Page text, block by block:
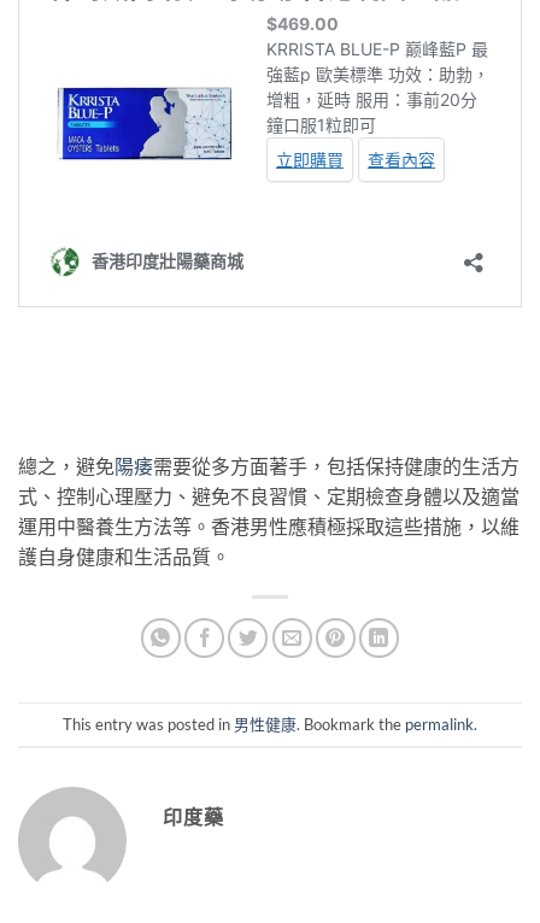
總之，避免陽痿需要從多方面著手，包括保持健康的生活方
式、控制心理壓力、避免不良習慣、定期檢查身體以及適當
運用中醫養生方法等。香港男性應積極採取這些措施，以維
護自身健康和生活品質。
This entry was posted in 男性健康. Bookmark the permalink.
印度藥